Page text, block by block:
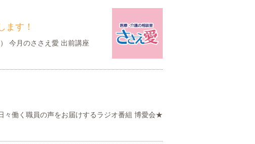
す！
今月のささえ愛 出前講座
々働く職員の声をお届けするラジオ番組 博愛会★